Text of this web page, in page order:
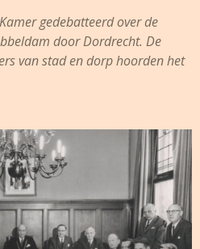
gedebatteerd over de
door Dordrecht. De
van stad en dorp hoorden het